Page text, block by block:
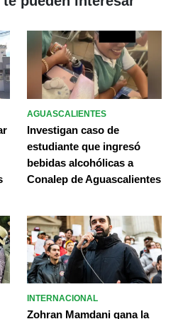
AGUASCALIENTES
Investigan caso de
estudiante que ingresó
bebidas alcohólicas a
Conalep de Aguascalientes
INTERNACIONAL
Zohran Mamdani gana la